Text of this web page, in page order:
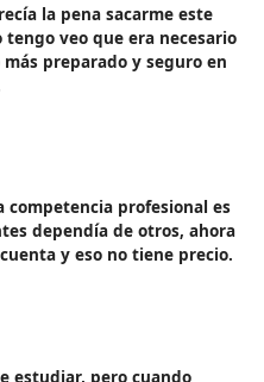
por kilómetro,
sanciones; son el núcleo
fáciles, marca
un resumen propio de
letras de porte,
flota para practicar costes,